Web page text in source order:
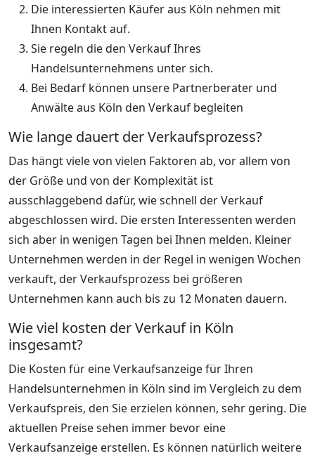
Die interessierten Käufer aus Köln nehmen mit
Ihnen Kontakt auf.
Sie regeln die den Verkauf Ihres
Handelsunternehmens unter sich.
Bei Bedarf können unsere Partnerberater und
Anwälte aus Köln den Verkauf begleiten
Wie lange dauert der Verkaufsprozess?
Das hängt viele von vielen Faktoren ab, vor allem von
der Größe und von der Komplexität ist
ausschlaggebend dafür, wie schnell der Verkauf
abgeschlossen wird. Die ersten Interessenten werden
sich aber in wenigen Tagen bei Ihnen melden. Kleiner
Unternehmen werden in der Regel in wenigen Wochen
verkauft, der Verkaufsprozess bei größeren
Unternehmen kann auch bis zu 12 Monaten dauern.
Wie viel kosten der Verkauf in Köln
insgesamt?
Die Kosten für eine Verkaufsanzeige für Ihren
Handelsunternehmen in Köln sind im Vergleich zu dem
Verkaufspreis, den Sie erzielen können, sehr gering. Die
aktuellen Preise sehen immer bevor eine
Verkaufsanzeige erstellen. Es können natürlich weitere